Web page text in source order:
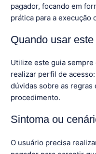
pagador, focando em
prática para a execução
Quando usar
Utilize este guia
realizar perfil de
dúvidas sobre as regras
procedimento.
Sintoma ou
O usuário precisa